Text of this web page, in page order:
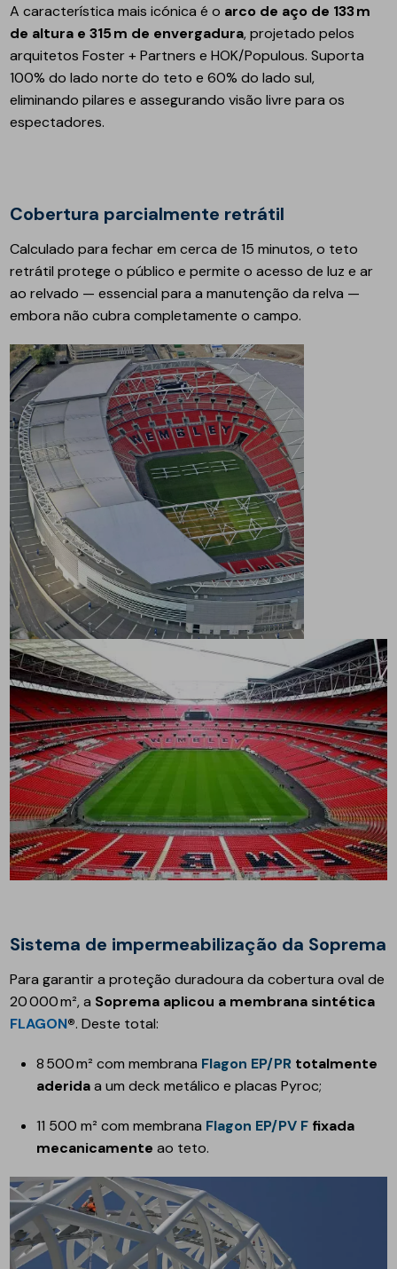
A característica mais icónica é o arco de aço de 133 m
de altura e 315 m de envergadura, projetado pelos
arquitetos Foster + Partners e HOK/Populous. Suporta
100% do lado norte do teto e 60% do lado sul,
eliminando pilares e assegurando visão livre para os
espectadores.
Cobertura parcialmente retrátil
Calculado para fechar em cerca de 15 minutos, o teto
retrátil protege o público e permite o acesso de luz e ar
ao relvado — essencial para a manutenção da relva —
embora não cubra completamente o campo.
Sistema de impermeabilização da Soprema
Para garantir a proteção duradoura da cobertura oval de
20 000 m², a Soprema aplicou a membrana sintética
FLAGON®. Deste total:
8 500 m² com membrana Flagon EP/PR totalmente
aderidaa um deck metálico e placas Pyroc;
11 500 m² com membrana Flagon EP/PV F fixada
mecanicamente ao teto.